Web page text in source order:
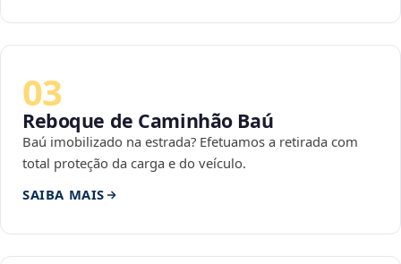
03
Reboque de Caminhão Baú
Baú imobilizado na estrada? Efetuamos a retirada com
total proteção da carga e do veículo.
SAIBA MAIS